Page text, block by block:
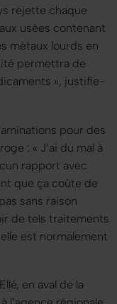
rejette chaque
usées contenant
métaux lourds en
permettra de
», justifie-
pour des
: « J’ai du mal à
rapport avec
que ça coûte de
sans raison
de tels traitements
est normalement
en aval de la